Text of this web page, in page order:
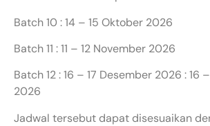
Batch 10 : 14 – 15 Oktober 2026
Batch 11 : 11 – 12 November 2026
Batch 12 : 16 – 17 Desember 2026 : 16
2026
Jadwal tersebut dapat disesuaikan